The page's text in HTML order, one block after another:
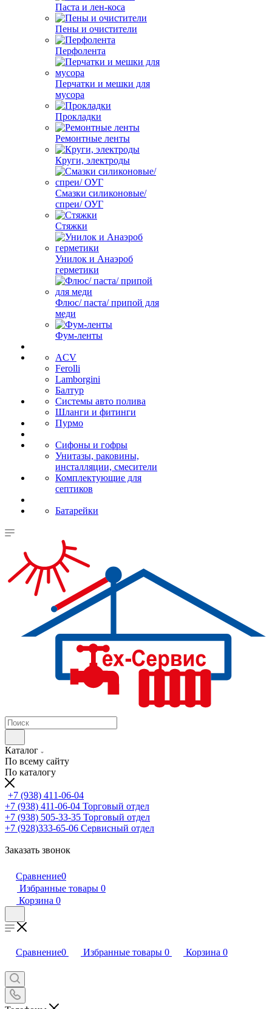
Паста и лен-коса
Пены и очистители
Перфолента
Перчатки и мешки для
мусора
Прокладки
Ремонтные ленты
Круги, электроды
Смазки силиконовые/
спреи/ ОУГ
Стяжки
Унилок и Анаэроб
герметики
Флюс/ паста/ припой для
меди
Фум-ленты
ACV
Ferolli
Lamborgini
Балтур
Системы авто полива
Шланги и фитинги
Пурмо
Сифоны и гофры
Унитазы, раковины,
инсталляции, смесители
Комплектующие для
септиков
Батарейки
Каталог
По всему сайту
По каталогу
+7 (938) 411-06-04
+7 (938) 411-06-04 Торговый отдел
+7 (938) 505-33-35 Торговый отдел
+7 (928)333-65-06 Сервисный отдел
Заказать звонок
Сравнение0
Избранные товары 0
Корзина 0
Сравнение0 Избранные товары 0 Корзина 0